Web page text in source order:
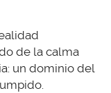
de la calma
un dominio del